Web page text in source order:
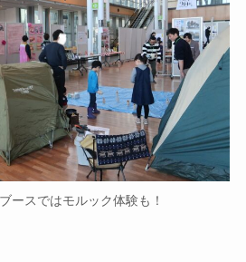
ースではモルック体験も！